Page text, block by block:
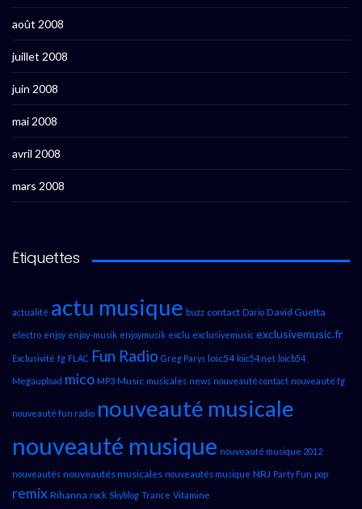
août 2008
juillet 2008
juin 2008
mai 2008
avril 2008
mars 2008
Étiquettes
actualité actu musique buzz contact Dario David Guetta
electro enjoy enjoy-musik enjoymusik exclu exclusivemusic exclusivemusic.fr
Exclusivité fg FLAC Fun Radio Greg Parys loic54 loic54.net loicb54
Megaupload mico MP3 Music musicales news nouveauté contact nouveauté fg
nouveauté fun radio nouveauté musicale
nouveauté musique nouveauté musique 2012
nouveautés nouveautés musicales nouveautés musique NRJ Party Fun pop
remix Rihanna rock Skyblog Trance Vitamine